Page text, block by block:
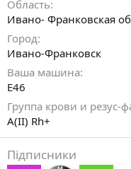
Область
Ивано- Франковская
Город
Ивано-Франковск
Ваша машина
E46
Группа крови и резус-
A(II) Rh+
Підписники